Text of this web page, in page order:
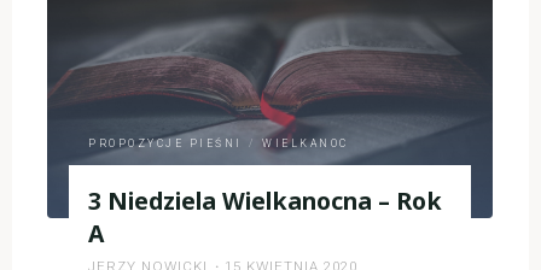
PROPOZYCJE PIEŚNI / WIELKANOC
3 Niedziela Wielkanocna – Rok
A
JERZY NOWICKI 15 KWIETNIA 2020